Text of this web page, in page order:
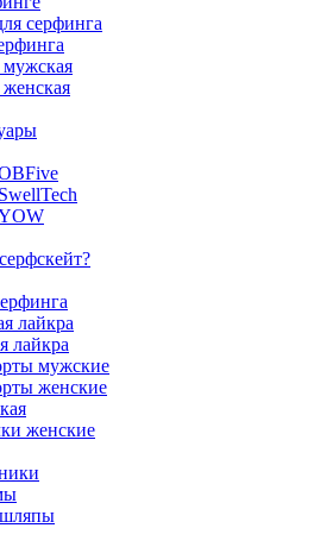
серфинга
лайкра
лайкра
мужские
женские
женские